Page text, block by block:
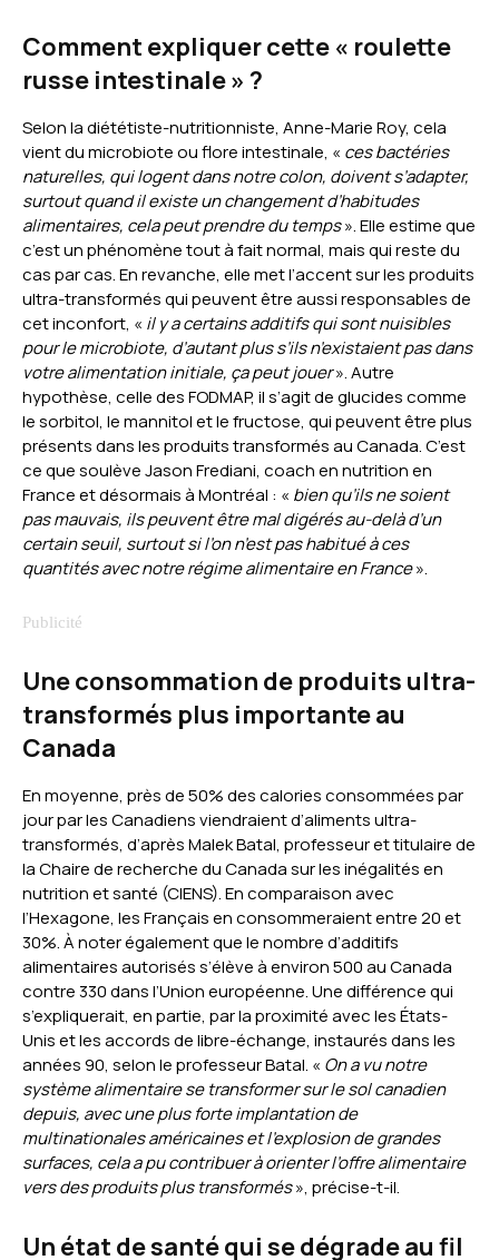
Comment expliquer cette « roulette
russe intestinale » ?
Selon la diététiste-nutritionniste, Anne-Marie Roy, cela
vient du microbiote ou flore intestinale, « ces bactéries
naturelles, qui logent dans notre colon, doivent s’adapter,
surtout quand il existe un changement d’habitudes
alimentaires, cela peut prendre du temps». Elle estime que
c’est un phénomène tout à fait normal, mais qui reste du
cas par cas. En revanche, elle met l’accent sur les produits
ultra-transformés qui peuvent être aussi responsables de
cet inconfort, « il y a certains additifs qui sont nuisibles
pour le microbiote, d’autant plus s’ils n’existaient pas dans
votre alimentation initiale, ça peut jouer». Autre
hypothèse, celle des FODMAP, il s’agit de glucides comme
le sorbitol, le mannitol et le fructose, qui peuvent être plus
présents dans les produits transformés au Canada. C’est
ce que soulève Jason Frediani, coach en nutrition en
France et désormais à Montréal : « bien qu’ils ne soient
pas mauvais, ils peuvent être mal digérés au-delà d’un
certain seuil, surtout si l’on n’est pas habitué à ces
quantités avec notre régime alimentaire en France».
Une consommation de produits ultra-
transformés plus importante au
Canada
En moyenne, près de 50% des calories consommées par
jour par les Canadiens viendraient d’aliments ultra-
transformés, d’après Malek Batal, professeur et titulaire de
la Chaire de recherche du Canada sur les inégalités en
nutrition et santé (CIENS). En comparaison avec
l’Hexagone, les Français en consommeraient entre 20 et
30%. À noter également que le nombre d’additifs
alimentaires autorisés s’élève à environ 500 au Canada
contre 330 dans l’Union européenne. Une différence qui
s’expliquerait, en partie, par la proximité avec les États-
Unis et les accords de libre-échange, instaurés dans les
années 90, selon le professeur Batal. « On a vu notre
système alimentaire se transformer sur le sol canadien
depuis, avec une plus forte implantation de
multinationales américaines et l’explosion de grandes
surfaces, cela a pu contribuer à orienter l’offre alimentaire
vers des produits plus transformés», précise-t-il.
Un état de santé qui se dégrade au fil